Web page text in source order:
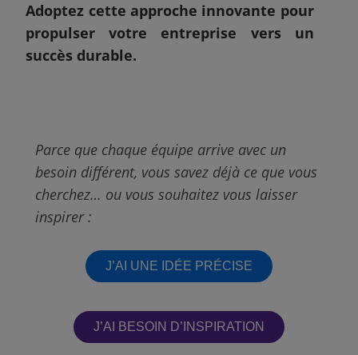
Adoptez cette approche innovante pour
propulser votre entreprise vers un
succès durable.
Parce que chaque équipe arrive avec un
besoin différent, vous savez déjà ce que vous
cherchez… ou vous souhaitez vous laisser
inspirer :
J’AI UNE IDÉE PRÉCISE
J’AI BESOIN D’INSPIRATION